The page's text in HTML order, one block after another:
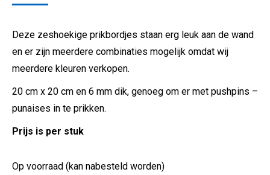
Deze zeshoekige prikbordjes staan erg leuk aan de wand
en er zijn meerdere combinaties mogelijk omdat wij
meerdere kleuren verkopen.
20 cm x 20 cm en 6 mm dik, genoeg om er met pushpins –
punaises in te prikken.
Prijs is per stuk
Op voorraad (kan nabesteld worden)